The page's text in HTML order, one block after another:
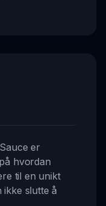
er
hvordan
til en unikt
ikke slutte å